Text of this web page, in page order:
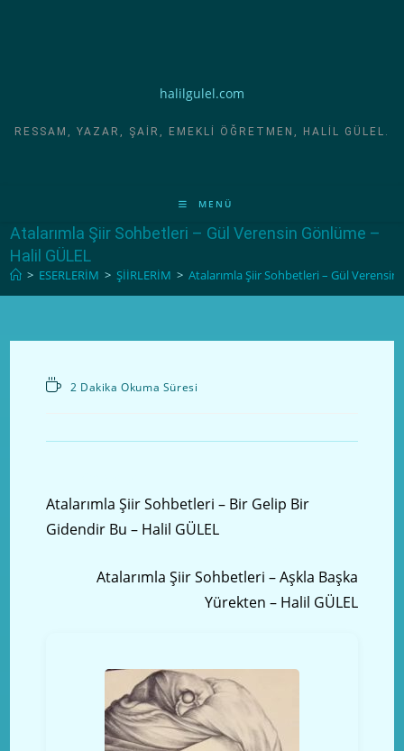
halilgulel.com
RESSAM, YAZAR, ŞAIR, EMEKLI ÖĞRETMEN, HALIL GÜLEL.
MENÜ
Atalarımla Şiir Sohbetleri – Gül Verensin Gönlüme –
Halil GÜLEL
> ESERLERİM > ŞİİRLERİM > Atalarımla Şiir Sohbetleri – Gül Verensin
2 Dakika Okuma Süresi
Atalarımla Şiir Sohbetleri – Bir Gelip Bir
Gidendir Bu – Halil GÜLEL
Atalarımla Şiir Sohbetleri – Aşkla Başka
Yürekten – Halil GÜLEL